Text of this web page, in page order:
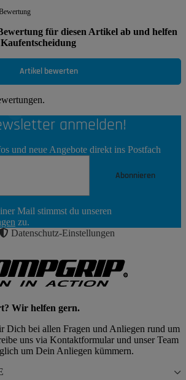
für diesen Artikel ab und helfen
Artikel bewerten
anmelden!
und neue Angebote direkt ins Postfach
Abonnieren
Mail stimmst du unseren
zu.
Datenschutz-Einstellungen
Wir helfen gern.
Dich bei allen Fragen und Anliegen rund um
uns via Kontaktformular und unser Team
um Dein Anliegen kümmern.